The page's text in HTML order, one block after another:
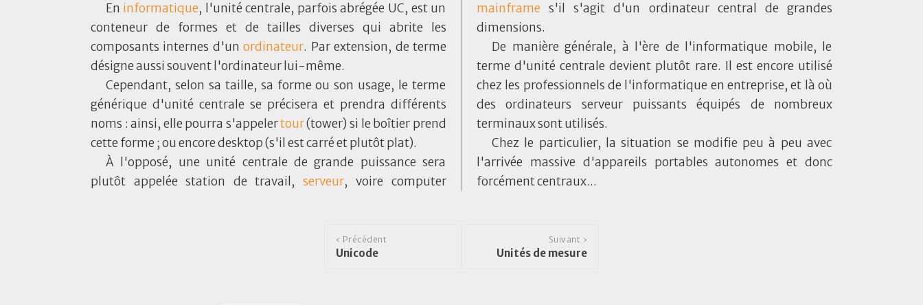
En informatique, l'unité centrale, parfois abrégée UC, est un
conteneur de formes et de tailles diverses qui abrite les
composants internes d'un ordinateur. Par extension, de terme
désigne aussi souvent l'ordinateur lui-même.
Cependant, selon sa taille, sa forme ou son usage, le terme
générique d'unité centrale se précisera et prendra différents
noms : ainsi, elle pourra s'appelertour(tower) si le boîtier prend
cette forme ; ou encore desktop (s'il est carré et plutôt plat).
À l'opposé, une unité centrale de grande puissance sera
plutôt appelée station de travail, serveur, voire computer
mainframe s'il s'agit d'un ordinateur central de grandes
dimensions.
De manière générale, à l'ère de l'informatique mobile, le
terme d'unité centrale devient plutôt rare. Il est encore utilisé
chez les professionnels de l'informatique en entreprise, et là où
des ordinateurs serveur puissants équipés de nombreux
terminaux sont utilisés.
Chez le particulier, la situation se modifie peu à peu avec
l'arrivée massive d'appareils portables autonomes et donc
forcément centraux...
‹ Précédent
Unicode
Suivant ›
Unités de mesure